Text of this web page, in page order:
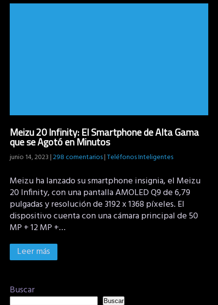
Meizu 20 Infinity: El Smartphone de Alta Gama
que se Agotó en Minutos
junio 14, 2023|298 comentarios|Teléfonos Inteligentes
Meizu ha lanzado su smartphone insignia, el Meizu
20 Infinity, con una pantalla AMOLED Q9 de 6,79
pulgadas y resolución de 3192 x 1368 píxeles. El
dispositivo cuenta con una cámara principal de 50
MP + 12 MP +…
Leer más
Buscar
Buscar